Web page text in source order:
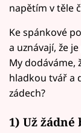
napětím v těle
Ke spánkové
a uznávají, že
My dodáváme,
hladkou tvář a
zádech?
1) Už